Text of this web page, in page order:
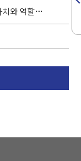
치와 역할